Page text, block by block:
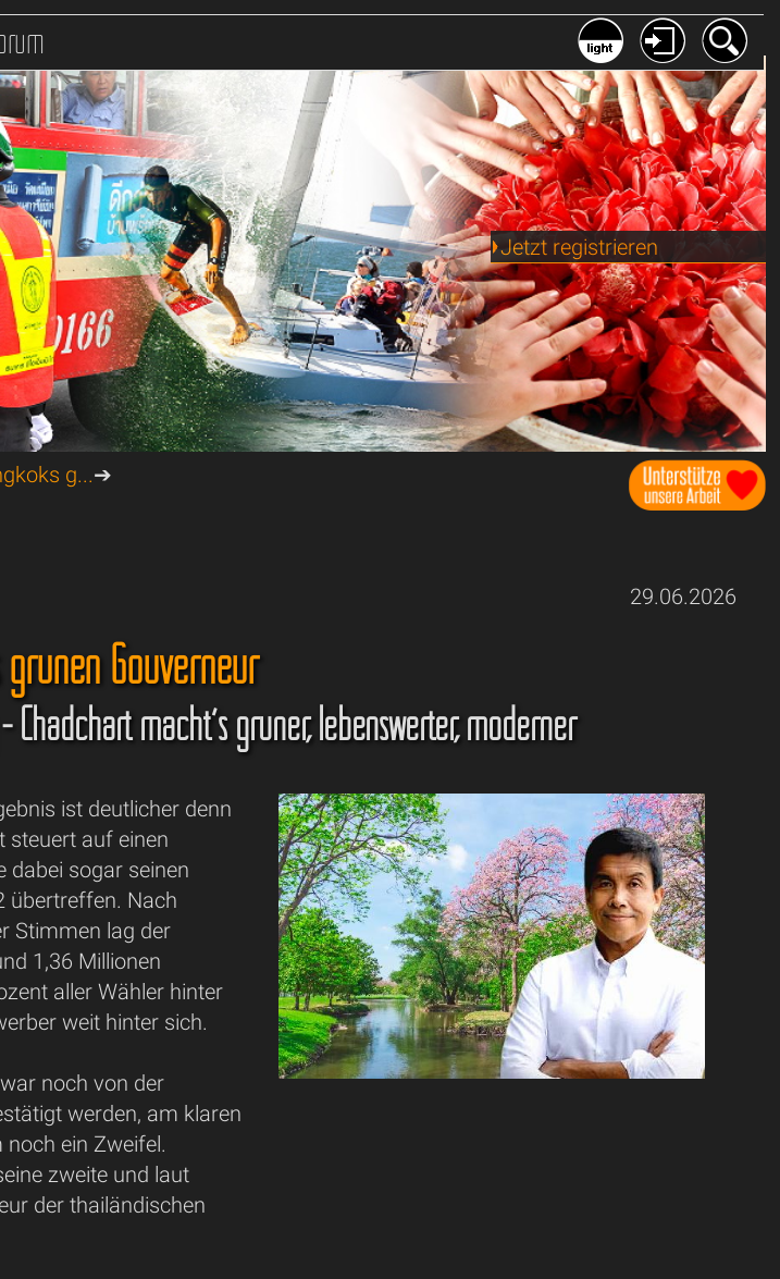
Jetzt registrieren
g...➔
29.06.2026
Gouverneur
macht´s grüner, lebenswerter, moderner
ist deutlicher denn
steuert auf einen
dabei sogar seinen
übertreffen. Nach
Stimmen lag der
1,36 Millionen
aller Wähler hinter
weit hinter sich.
noch von der
werden, am klaren
ein Zweifel.
zweite und laut
der thailändischen